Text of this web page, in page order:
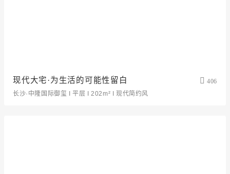
现代大宅·为生活的可能性留白
406
长沙·中隆国际御玺 I 平层 I 202m² I 现代简约风